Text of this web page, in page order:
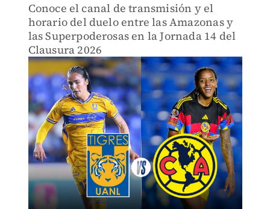
Conoce el canal de transmisión y el
horario del duelo entre las Amazonas y
las Superpoderosas en la Jornada 14 del
Clausura 2026